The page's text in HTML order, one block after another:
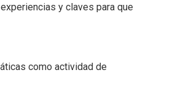
y claves para que
como actividad de